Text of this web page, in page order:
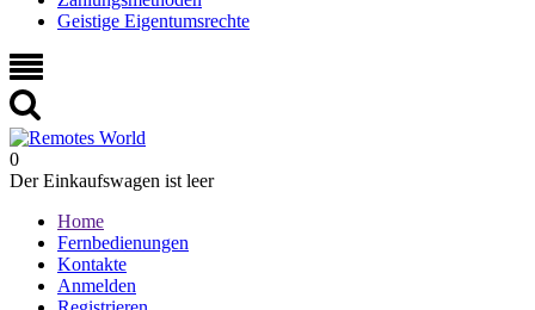
Geistige Eigentumsrechte
0
Der Einkaufswagen ist leer
Home
Fernbedienungen
Kontakte
Anmelden